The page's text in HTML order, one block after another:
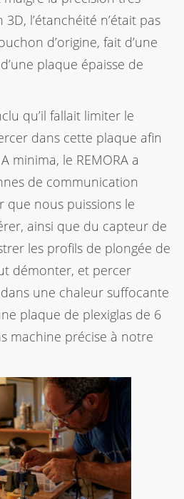
3D, l’étanchéité n’était pas
d’origine, fait d’une
plaque épaisse de
qu’il fallait limiter le
dans cette plaque afin
minima, le REMORA a
de communication
que nous puissions le
ainsi que du capteur de
les profils de plongée de
démonter, et percer
une chaleur suffocante
plaque de plexiglas de 6
machine précise à notre